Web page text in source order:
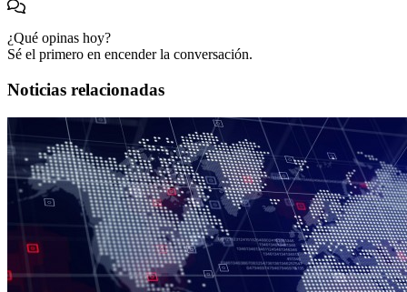
¿Qué opinas hoy?
Sé el primero en encender la conversación.
Noticias relacionadas